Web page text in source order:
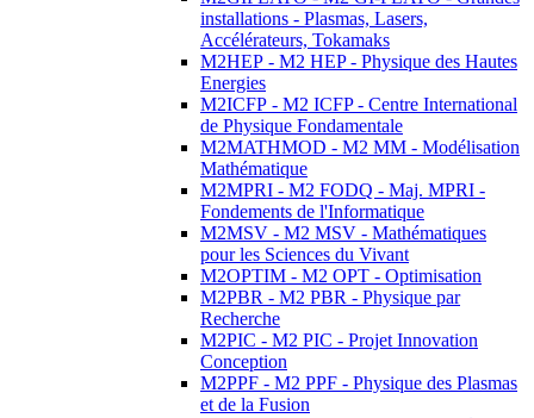
installations - Plasmas, Lasers,
Accélérateurs, Tokamaks
M2HEP - M2 HEP - Physique des Hautes
Energies
M2ICFP - M2 ICFP - Centre International
de Physique Fondamentale
M2MATHMOD - M2 MM - Modélisation
Mathématique
M2MPRI - M2 FODQ - Maj. MPRI -
Fondements de l'Informatique
M2MSV - M2 MSV - Mathématiques
pour les Sciences du Vivant
M2OPTIM - M2 OPT - Optimisation
M2PBR - M2 PBR - Physique par
Recherche
M2PIC - M2 PIC - Projet Innovation
Conception
M2PPF - M2 PPF - Physique des Plasmas
et de la Fusion